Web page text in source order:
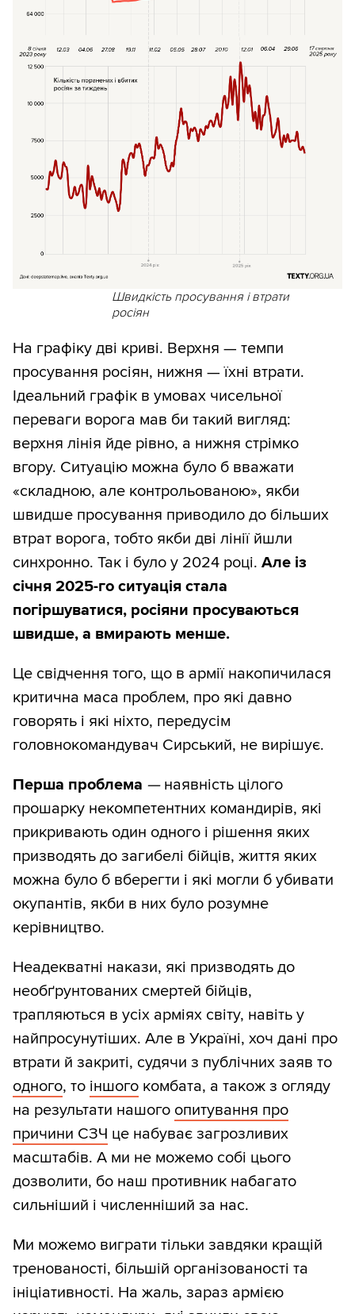
Швидкість просування і втрати
росіян
На графіку дві криві. Верхня — темпи
просування росіян, нижня — їхні втрати.
Ідеальний графік в умовах чисельної
переваги ворога мав би такий вигляд:
верхня лінія йде рівно, а нижня стрімко
вгору. Ситуацію можна було б вважати
«складною, але контрольованою», якби
швидше просування приводило до більших
втрат ворога, тобто якби дві лінії йшли
синхронно. Так і було у 2024 році. Але із
січня 2025-го ситуація стала
погіршуватися, росіяни просуваються
швидше, а вмирають менше.
Це свідчення того, що в армії накопичилася
критична маса проблем, про які давно
говорять і які ніхто, передусім
головнокомандувач Сирський, не вирішує.
Перша проблема —наявність цілого
прошарку некомпетентних командирів, які
прикривають один одного і рішення яких
призводять до загибелі бійців, життя яких
можна було б вберегти і які могли б убивати
окупантів, якби в них було розумне
керівництво.
Неадекватні накази, які призводять до
необґрунтованих смертей бійців,
трапляються в усіх арміях світу, навіть у
найпросунутіших. Але в Україні, хоч дані про
втрати й закриті, судячи з публічних заяв то
одного, то іншого комбата, а також з огляду
на результати нашого опитування про
причини СЗЧ це набуває загрозливих
масштабів. А ми не можемо собі цього
дозволити, бо наш противник набагато
сильніший і численніший за нас.
Ми можемо виграти тільки завдяки кращій
тренованості, більшій організованості та
ініціативності. На жаль, зараз армією